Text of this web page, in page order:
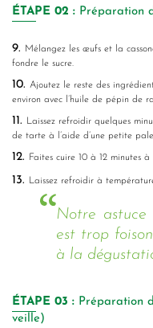
ÉTAPE 02 : Préparation
9.
Mélangez les œufs et la
fondre le sucre.
10. Ajoutez le reste des
environ avec l’huile de pépin de
11.
Laissez refroidir quelques
de tarte à l’aide d’une petite
12. Faites cuire 10 à 12 minutes à
13. Laissez refroidir à
Notre astuce
est trop
à la
ÉTAPE 03 : Préparation
veille)